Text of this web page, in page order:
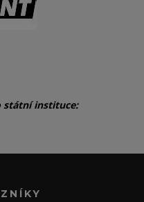
státní instituce: